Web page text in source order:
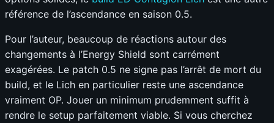
référence de l’ascendance en saison 0.5.
Pour l’auteur, beaucoup de réactions autour des
changements à l’Energy Shield sont carrément
exagérées. Le patch 0.5 ne signe pas l’arrêt de mort du
build, et le Lich en particulier reste une ascendance
vraiment OP. Jouer un minimum prudemment suffit à
rendre le setup parfaitement viable. Si vous cherchez